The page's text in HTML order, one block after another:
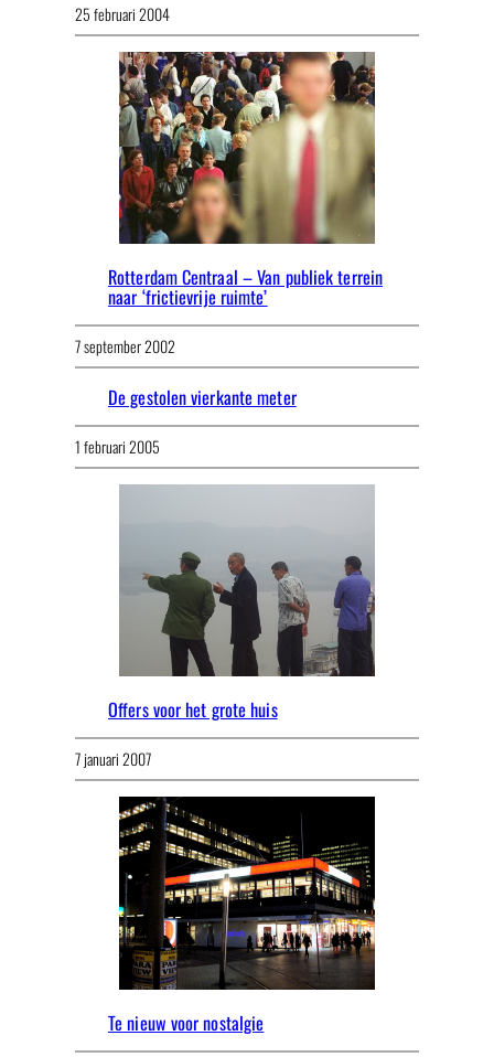
25 februari 2004
Rotterdam Centraal – Van publiek terrein
naar ‘frictievrije ruimte’
7 september 2002
De gestolen vierkante meter
1 februari 2005
Offers voor het grote huis
7 januari 2007
Te nieuw voor nostalgie